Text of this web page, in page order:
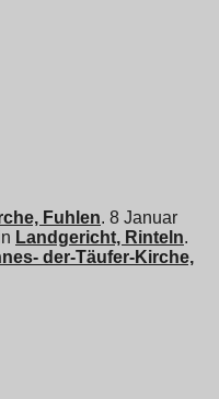
Fuhlen. 8 Januar
Landgericht, Rinteln.
der-Täufer-Kirche,